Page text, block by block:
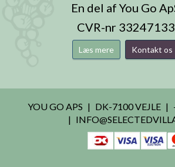
En del af You Go
CVR-nr 33247133
Læs mere Kontakt os
YOU GO APS DK-7100 VEJLE